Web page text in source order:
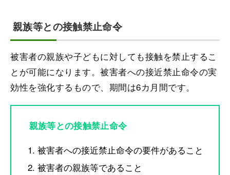
親族等との接触禁止命令
被害者の親族や子どもに対しても接触を禁止するこ
とが可能になります。被害者への接近禁止命令の実
効性を強化するもので、期間は6カ月間です。
親族等との接触禁止命令
被害者への接近禁止命令の要件があること
被害者の親族等であること